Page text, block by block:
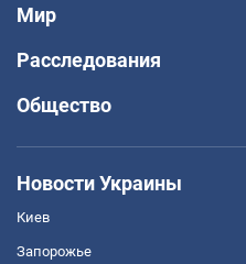
Мир
Расследования
Общество
Новости Украины
Киев
Запорожье